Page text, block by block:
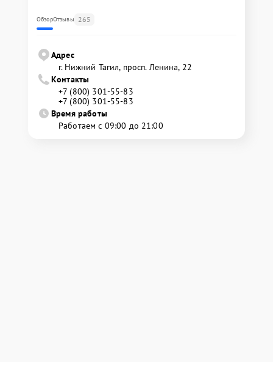
ОбзорОтзывы 265
Адрес
г. Нижний Тагил, просп. Ленина, 22
Контакты
+7 (800) 301-55-83
+7 (800) 301-55-83
Время работы
Работаем с 09:00 до 21:00